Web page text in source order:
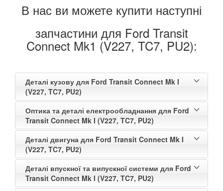
В нас ви можете купити наступні
запчастини для Ford Transit
Connect Mk1 (V227, TC7, PU2):
Деталі кузову для Ford Transit Connect Mk I
(V227, TC7, PU2)
Оптика та деталі електрообладнання для Ford
Transit Connect Mk I (V227, TC7, PU2)
Деталі двигуна для Ford Transit Connect Mk I
(V227, TC7, PU2)
Деталі впускної та випускної системи для Ford
Transit Connect Mk I (V227, TC7, PU2)